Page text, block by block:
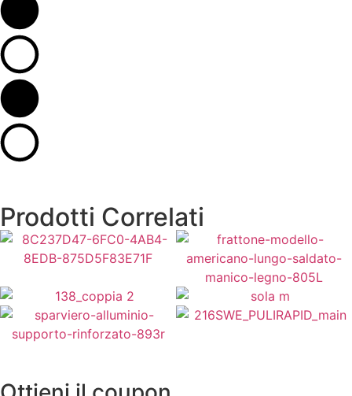
Prodotti Correlati
Vedi Varianti
14,00€
Aggiungi al Carrello
15,00€
Aggiungi al Carrello
A partire da 39,00
Vedi Varianti
10,00€